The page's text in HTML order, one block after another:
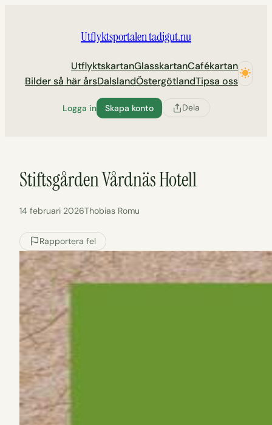
Utflyktsportalen tadigut.nu
UtflyktskartanGlasskartanCafékartan
Bilder så här årsDalslandÖstergötlandTipsa oss
Logga in Skapa konto Dela
Stiftsgården Vårdnäs Hotell
14 februari 2026Thobias Romu
Rapportera fel